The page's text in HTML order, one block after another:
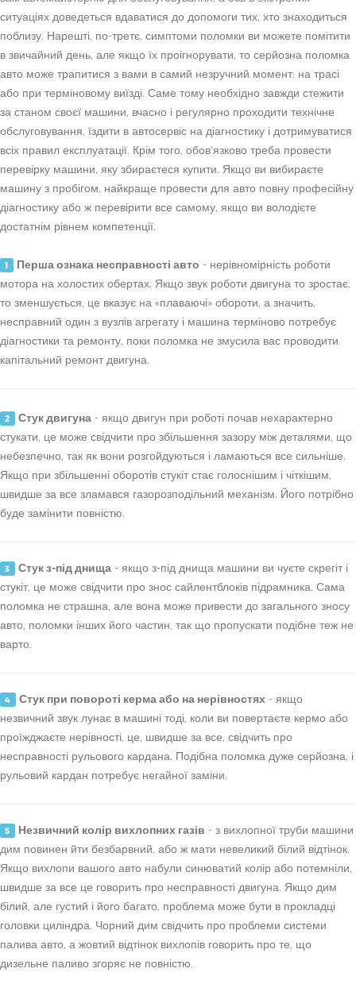
ситуаціях доведеться вдаватися до допомоги тих, хто знаходиться
поблизу. Нарешті, по-третє, симптоми поломки ви можете помітити
в звичайний день, але якщо їх проігнорувати, то серйозна поломка
авто може трапитися з вами в самий незручний момент: на трасі
або при терміновому виїзді. Саме тому необхідно завжди стежити
за станом своєї машини, вчасно і регулярно проходити технічне
обслуговування, їздити в автосервіс на діагностику і дотримуватися
всіх правил експлуатації. Крім того, обов'язково треба провести
перевірку машини, яку збираєтеся купити. Якщо ви вибираєте
машину з пробігом, найкраще провести для авто повну професійну
діагностику або ж перевірити все самому, якщо ви володієте
достатнім рівнем компетенції.
1 Перша ознака несправності авто - нерівномірність роботи
мотора на холостих обертах. Якщо звук роботи двигуна то зростає,
то зменшується, це вказує на «плаваючі» обороти, а значить,
несправний один з вузлів агрегату і машина терміново потребує
діагностики та ремонту, поки поломка не змусила вас проводити
капітальний ремонт двигуна.
2 Стук двигуна- якщо двигун при роботі почав нехарактерно
стукати, це може свідчити про збільшення зазору між деталями, що
небезпечно, так як вони розгойдуються і ламаються все сильніше.
Якщо при збільшенні оборотів стукіт стає голоснішим і чіткішим,
швидше за все зламався газорозподільний механізм. Його потрібно
буде замінити повністю.
3 Стук з-під днища- якщо з-під днища машини ви чуєте скрегіт і
стукіт, це може свідчити про знос сайлентблоків підрамника. Сама
поломка не страшна, але вона може привести до загального зносу
авто, поломки інших його частин, так що пропускати подібне теж не
варто.
4 Стук при повороті керма або на нерівностях- якщо
незвичний звук лунає в машині тоді, коли ви повертаєте кермо або
проїжджаєте нерівності, це, швидше за все, свідчить про
несправності рульового кардана. Подібна поломка дуже серйозна, і
рульовий кардан потребує негайної заміни.
5 Незвичний колір вихлопних газів - з вихлопної труби машини
дим повинен йти безбарвний, або ж мати невеликий білий відтінок.
Якщо вихлопи вашого авто набули синюватий колір або потемніли,
швидше за все це говорить про несправності двигуна. Якщо дим
білий, але густий і його багато, проблема може бути в прокладці
головки циліндра. Чорний дим свідчить про проблеми системи
палива авто, а жовтий відтінок вихлопів говорить про те, що
дизельне паливо згоряє не повністю.